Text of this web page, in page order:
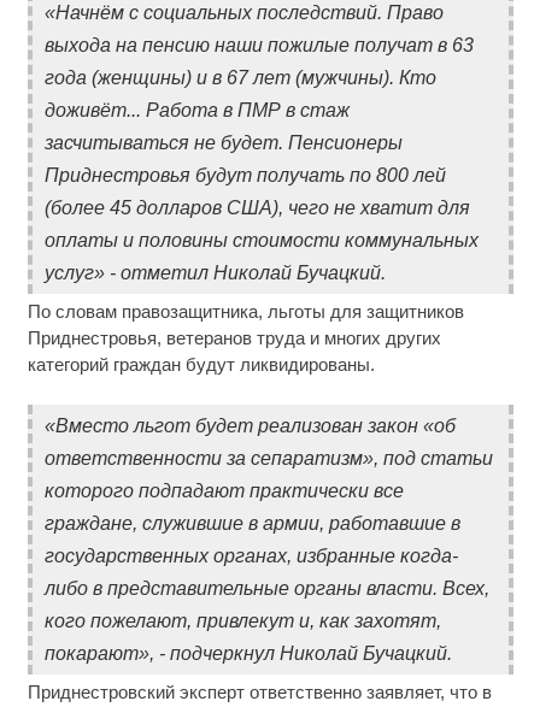
«Начнём с социальных последствий. Право
выхода на пенсию наши пожилые получат в 63
года (женщины) и в 67 лет (мужчины). Кто
доживёт... Работа в ПМР в стаж
засчитываться не будет. Пенсионеры
Приднестровья будут получать по 800 лей
(более 45 долларов США), чего не хватит для
оплаты и половины стоимости коммунальных
услуг» - отметил Николай Бучацкий.
По словам правозащитника, льготы для защитников
Приднестровья, ветеранов труда и многих других
категорий граждан будут ликвидированы.
«Вместо льгот будет реализован закон «об
ответственности за сепаратизм», под статьи
которого подпадают практически все
граждане, служившие в армии, работавшие в
государственных органах, избранные когда-
либо в представительные органы власти. Всех,
кого пожелают, привлекут и, как захотят,
покарают», - подчеркнул Николай Бучацкий.
Приднестровский эксперт ответственно заявляет, что в